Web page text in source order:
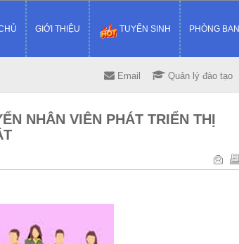
GIỚI THIỆU TUYỂN SINH PHÒNG BAN
Email Quản lý đào tạo
NHÂN VIÊN PHÁT TRIỂN THỊ